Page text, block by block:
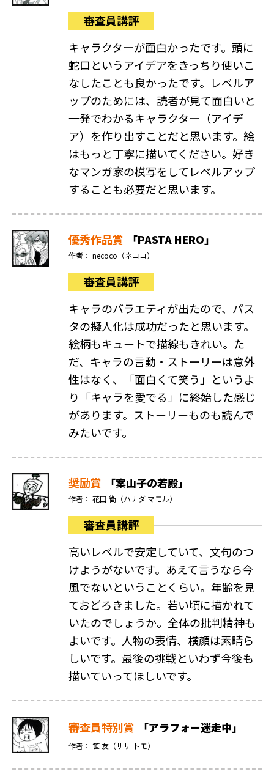
審査員講評
キャラクターが面白かったです。頭に
蛇口というアイデアをきっちり使いこ
なしたことも良かったです。レベルア
ップのためには、読者が見て面白いと
一発でわかるキャラクター（アイデ
ア）を作り出すことだと思います。絵
はもっと丁寧に描いてください。好き
なマンガ家の模写をしてレベルアップ
することも必要だと思います。
優秀作品賞 「PASTA HERO」
作者： necoco（ネココ）
審査員講評
キャラのバラエティが出たので、パス
タの擬人化は成功だったと思います。
絵柄もキュートで描線もきれい。た
だ、キャラの言動・ストーリーは意外
性はなく、「面白くて笑う」というよ
り「キャラを愛でる」に終始した感じ
があります。ストーリーものも読んで
みたいです。
奨励賞 「案山子の若殿」
作者： 花田 衛（ハナダ マモル）
審査員講評
高いレベルで安定していて、文句のつ
けようがないです。あえて言うなら今
風でないということくらい。年齢を見
ておどろきました。若い頃に描かれて
いたのでしょうか。全体の批判精神も
よいです。人物の表情、横顔は素晴ら
しいです。最後の挑戦といわず今後も
描いていってほしいです。
審査員特別賞 「アラフォー迷走中」
作者： 笹 友（ササ トモ）